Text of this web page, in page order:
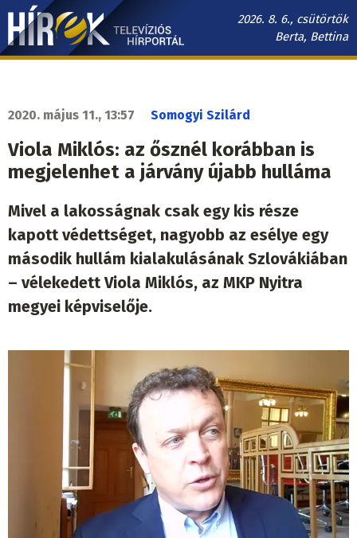
Ugrás
tartalomra
2026. 8. 6., csütörtök
Berta, Bettina
Hírek.sk
navigáció
2020. május 11., 13:57 Somogyi Szilárd
Viola Miklós: az ősznél korábban is
megjelenhet a járvány újabb hulláma
Mivel a lakosságnak csak egy kis része
kapott védettséget, nagyobb az esélye egy
második hullám kialakulásának Szlovákiában
– vélekedett Viola Miklós, az MKP Nyitra
megyei képviselője.